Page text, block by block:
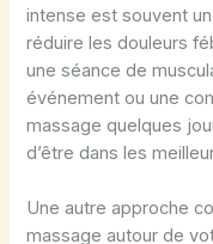
intense est souvent
réduire les douleurs
une séance de
événement ou une
massage quelques
d’être dans les
Une autre approche
massage autour de